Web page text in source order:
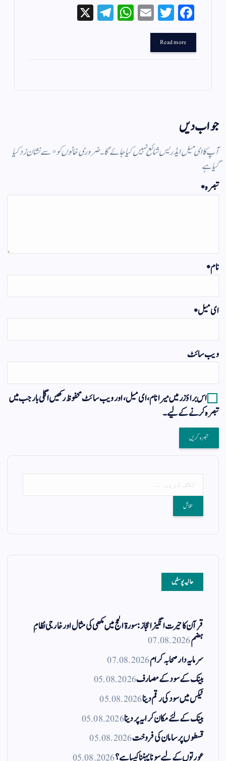
Fa
ce
bo
ok
T
wi
r
E
m
W
ha
Te
le
Read more
جواب دیں
آپ کا ای میل ایڈریس شائع نہیں کیا جائے گا۔ضروری خانوں کو*سے نشان زد کیا
گیا ہے
تبصرہ*
نام*
ای میل*
ویب‌ سائٹ
اس براؤزر میں میرا نام، ای میل، اور ویب سائٹ محفوظ رکھیں اگلی بار جب میں
تبصرہ کرنے کےلیے۔
حالیہ پوسٹیں
قرآن کا حیرت انگیز اعجاز: سورۃ الحج میں مکھی کی مثال اور خارجی نظامِ
ہضم07.08.2026
سرمایہ دار صحابہ کرام07.08.2026
بینک کے سود کے مصارف05.08.2026
ٹیکس میں سود کی رقم دینا05.08.2026
بینک کے لئے مکان کرایہ پر دینا05.08.2026
قسطوں پر سامان کی فروخت05.08.2026
عورتوں کے لیے سونا پہننا کیسا ہے؟05.08.2026